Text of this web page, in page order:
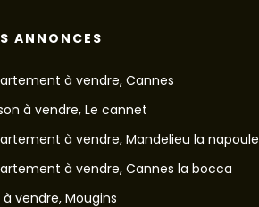
ANNONCES
à vendre, Cannes
à vendre, Le cannet
à vendre, Mandelieu la napoule
à vendre, Cannes la bocca
à vendre, Mougins